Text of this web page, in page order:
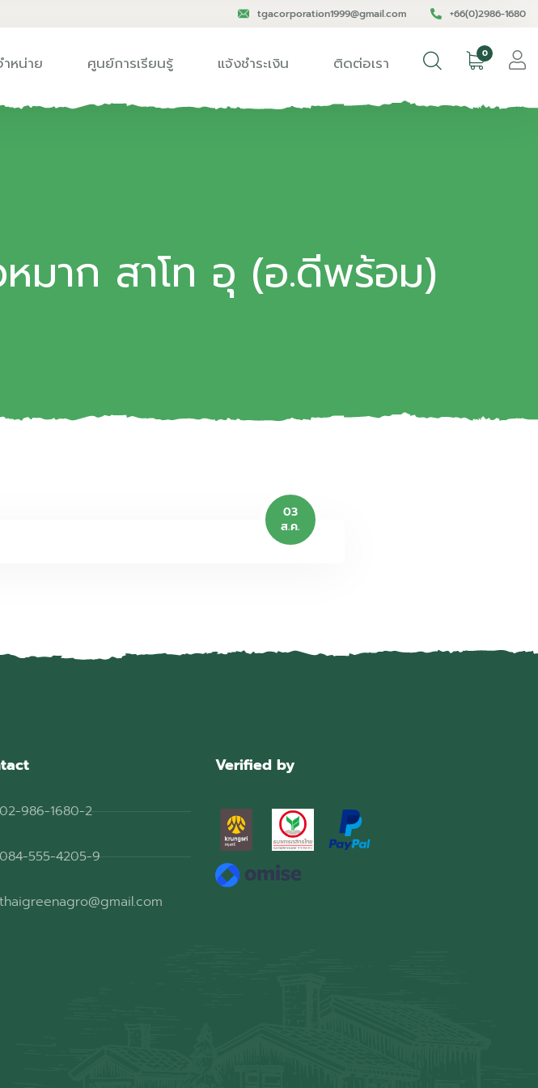
tgacorporation1999@gmail.com +66(0)2986-1680
หน่าย ศูนย์การเรียนรู้ แจ้งชำระเงิน ติดต่อเรา 0
มาก สาโท อุ (อ.ดีพร้อม)
03
ส.ค.
02-986-1680-2
084-555-4205-9
thaigreenagro@gmail.com
Verified by